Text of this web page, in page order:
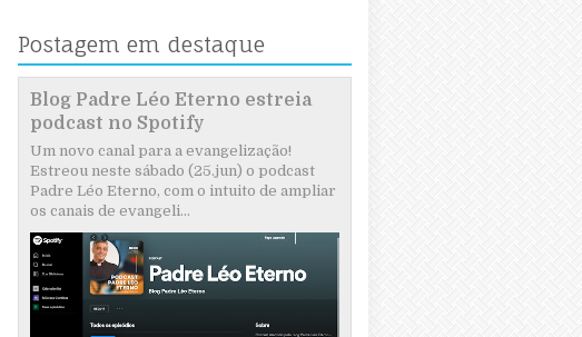
Postagem em destaque
Blog Padre Léo Eterno estreia
podcast no Spotify
Um novo canal para a evangelização!
Estreou neste sábado (25.jun) o podcast
Padre Léo Eterno, com o intuito de ampliar
os canais de evangeli...